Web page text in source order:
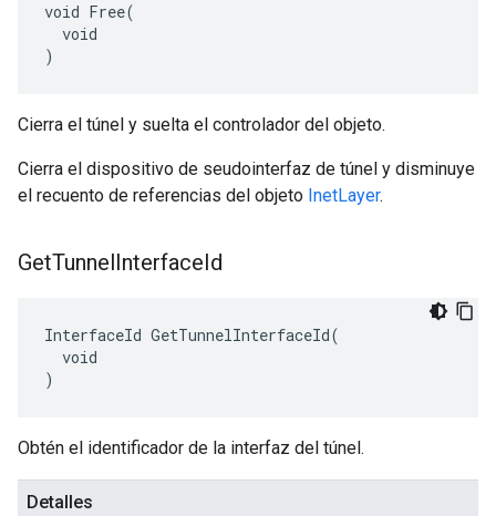
void Free(
  void
)
Cierra el túnel y suelta el controlador del objeto.
Cierra el dispositivo de seudointerfaz de túnel y disminuye
el recuento de referencias del objeto InetLayer.
GetTunnelInterfaceId
InterfaceId GetTunnelInterfaceId(
  void
)
Obtén el identificador de la interfaz del túnel.
Detalles